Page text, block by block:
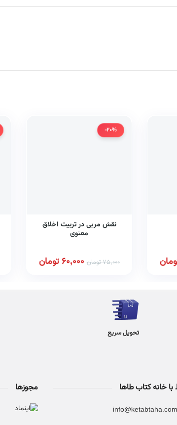
-20%
نقش مربی در تربیت اخلاق
معنوی
75,000تومان 60,000 تومان
تحویل سریع
با خانه کتاب طاها
info@ketabtaha.com
مجوزها